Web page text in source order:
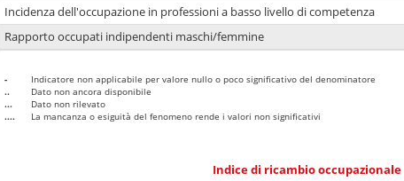
Incidenza dell'occupazione in professioni a basso livello di competenza
Rapporto occupati indipendenti maschi/femmine
-
Indicatore non applicabile per valore nullo o poco significativo del denominatore
..
Dato non ancora disponibile
...
Dato non rilevato
....
La mancanza o esiguità del fenomeno rende i valori non significativi
Indice di ricambio occupazionale